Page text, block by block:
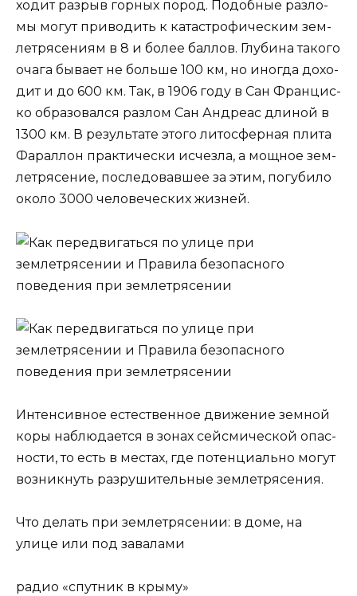
хо­дит раз­рыв гор­ных пород. Подоб­ные раз­ло­
мы могут при­во­дить к ката­стро­фи­че­ским зем­
ле­тря­се­ни­ям в 8 и более бал­лов. Глу­би­на тако­го
оча­га быва­ет не боль­ше 100 км, но ино­гда дохо­
дит и до 600 км. Так, в 1906 году в Сан Фран­цис­
ко обра­зо­вал­ся раз­лом Сан Андре­ас дли­ной в
1300 км. В резуль­та­те это­го лито­сфер­ная пли­та
Фарал­лон прак­ти­че­ски исчез­ла, а мощ­ное зем­
ле­тря­се­ние, после­до­вав­шее за этим, погу­би­ло
око­ло 3000 чело­ве­че­ских жизней.
Интен­сив­ное есте­ствен­ное дви­же­ние зем­ной
коры наблю­да­ет­ся в зонах сей­сми­че­ской опас­
но­сти, то есть в местах, где потен­ци­аль­но могут
воз­ник­нуть раз­ру­ши­тель­ные землетрясения.
Что делать при землетрясении: в доме, на
улице или под завалами
радио «спутник в крыму»